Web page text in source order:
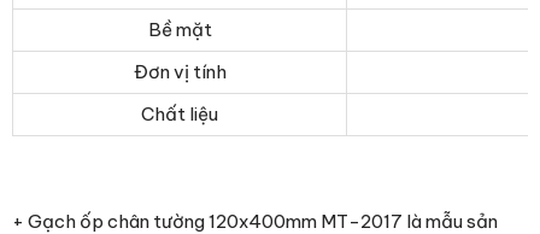
Bề mặt
Đơn vị tính
Chất liệu
+ Gạch ốp chân tường 120x400mm MT-2017 là mẫu sản